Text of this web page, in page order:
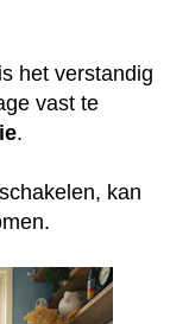
het verstandig
vast te
.
kan